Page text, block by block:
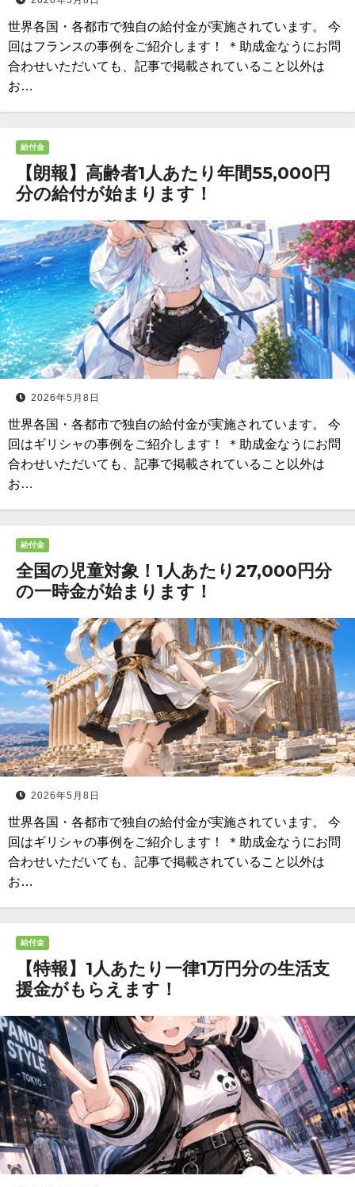
世界各国・各都市で独自の給付金が実施されています。 今
回はフランスの事例をご紹介します！ ＊助成金なうにお問
合わせいただいても、記事で掲載されていること以外は
お…
給付金
【朗報】高齢者1人あたり年間55,000円
分の給付が始まります！
2026年5月8日
世界各国・各都市で独自の給付金が実施されています。 今
回はギリシャの事例をご紹介します！ ＊助成金なうにお問
合わせいただいても、記事で掲載されていること以外は
お…
給付金
全国の児童対象！1人あたり27,000円分
の一時金が始まります！
2026年5月8日
世界各国・各都市で独自の給付金が実施されています。 今
回はギリシャの事例をご紹介します！ ＊助成金なうにお問
合わせいただいても、記事で掲載されていること以外は
お…
給付金
【特報】1人あたり一律1万円分の生活支
援金がもらえます！